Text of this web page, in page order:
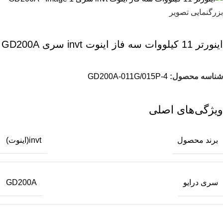
بزرگنمایی تصویر
اينورتر 11 کیلووات سه فاز اینوت invt سری GD200A
شناسه محصول: GD200A-011G/015P-4
ویژگی‌های اصلی
برند محصول invt(اینوت)
سری درایو GD200A